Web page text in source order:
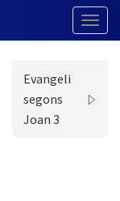
Evangeli
segons
Joan 3